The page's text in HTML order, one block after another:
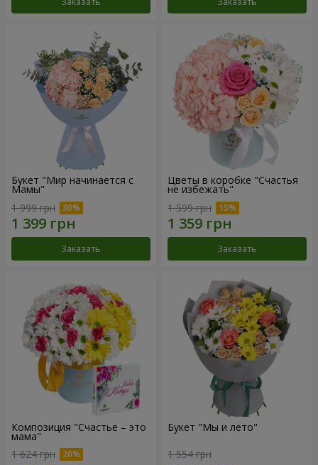
Букет "Мир начинается с
Мамы"
1 999 грн
Заказать
Цветы в коробке "Счастья
не избежать"
1 599 грн
Заказать
Композиция "Счастье – это
мама"
1 624 грн
Букет "Мы и лето"
1 554 грн